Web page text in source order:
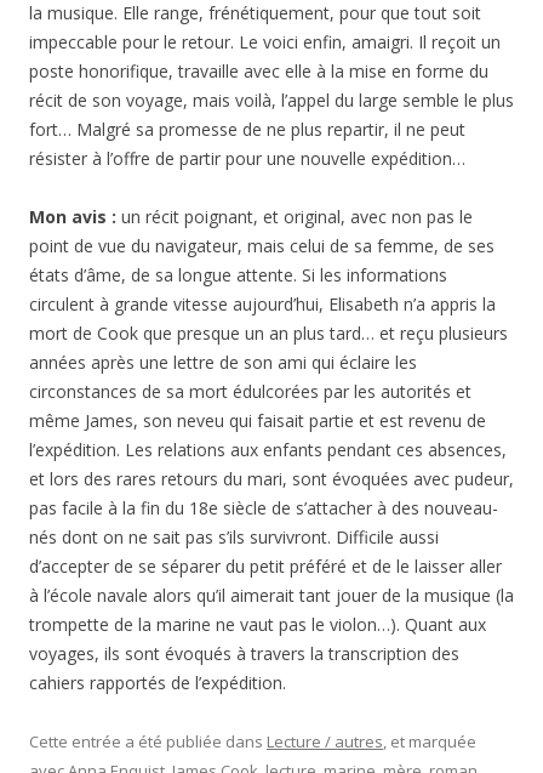
récit de son voyage, mais voilà, l’appel du large semble le plus
fort… Malgré sa promesse de ne plus repartir, il ne peut
résister à l’offre de partir pour une nouvelle expédition…
Mon avis :un récit poignant, et original, avec non pas le
point de vue du navigateur, mais celui de sa femme, de ses
circulent à grande vitesse aujourd’hui, Elisabeth n’a appris la
mort de Cook que presque un an plus tard… et reçu plusieurs
années après une lettre de son ami qui éclaire les
circonstances de sa mort édulcorées par les autorités et
même James, son neveu qui faisait partie et est revenu de
l’expédition. Les relations aux enfants pendant ces absences,
et lors des rares retours du mari, sont évoquées avec pudeur,
pas facile à la fin du 18e siècle de s’attacher à des nouveau-
nés dont on ne sait pas s’ils survivront. Difficile aussi
d’accepter de se séparer du petit préféré et de le laisser aller
à l’école navale alors qu’il aimerait tant jouer de la musique (la
trompette de la marine ne vaut pas le violon…). Quant aux
voyages, ils sont évoqués à travers la transcription des
cahiers rapportés de l’expédition.
Cette entrée a été publiée dansLecture / autres, et marquée
avecAnna Enquist James Cook,lecture